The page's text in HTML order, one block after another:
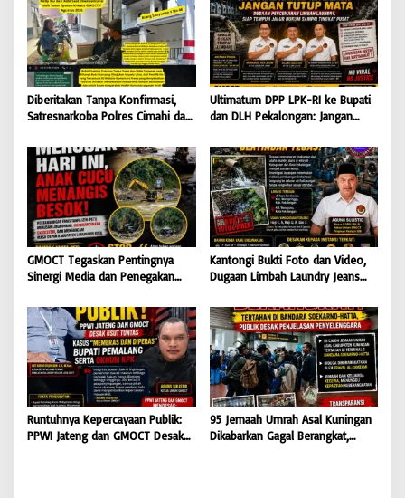
Diberitakan Tanpa Konfirmasi,
Satresnarkoba Polres Cimahi dan
Sepihak
Ultimatum DPP LPK-RI ke Bupati
dan DLH Pekalongan: Jangan
Limbah Laundry, Siap Tempuh
Jalur Hukum Sampai Tingkat
Pusat
GMOCT Tegaskan Pentingnya
Sinergi Media dan Penegakan
Kabupaten Limapuluh Kota
Kantongi Bukti Foto dan Video,
Dugaan Limbah Laundry Jeans
RI dan GMOCT Desak KLH, Polri
Hingga Kejaksaan Bertindak
Tegas
Runtuhnya Kepercayaan Publik:
PPWI Jateng dan GMOCT Desak
95 Jemaah Umrah Asal Kuningan
Dikabarkan Gagal Berangkat,